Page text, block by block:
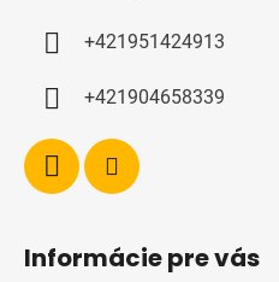
+421951424913
+421904658339
Informácie pre vás